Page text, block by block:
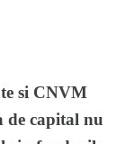
si CNVM
de capital nu